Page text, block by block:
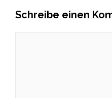
Schreibe einen